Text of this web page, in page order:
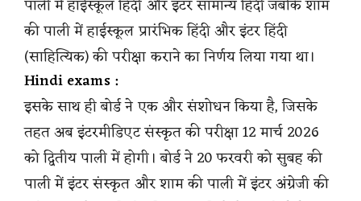
पाली में हाईस्कूल हिंदी और इंटर सामान्य हिंदी जबकि शाम
की पाली में हाईस्कूल प्रारंभिक हिंदी और इंटर हिंदी
(साहित्यिक) की परीक्षा कराने का निर्णय लिया गया था।
Hindi exams :
इसके साथ ही बोर्ड ने एक और संशोधन किया है, जिसके
तहत अब इंटरमीडिएट संस्कृत की परीक्षा 12 मार्च 2026
को द्वितीय पाली में होगी। बोर्ड ने 20 फरवरी को सुबह की
पाली में इंटर संस्कृत और शाम की पाली में इंटर अंग्रेजी की